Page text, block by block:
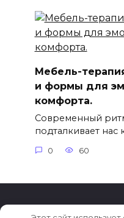
Мебель-
и формы для
комфорта.
Современный
подталкивает нас
0 60